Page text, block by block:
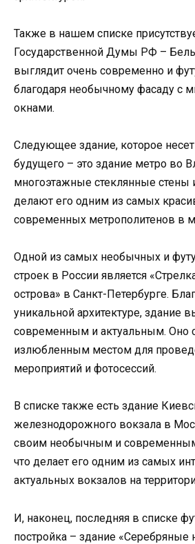
Также в нашем списке
Государственной Думы РФ –
выглядит очень современно и
благодаря необычному фасаду с
окнами.
Следующее здание, которое
будущего – это здание метро во
многоэтажные стеклянные стены
делают его одним из самых
современных метрополитенов в
Одной из самых необычных и
строек в России является
острова» в Санкт-Петербурге.
уникальной архитектуре, здание
современным и актуальным. Оно
излюбленным местом для
мероприятий и фотосессий.
В списке также есть здание
железнодорожного вокзала в
своим необычным и
что делает его одним из самых
актуальных вокзалов на
И, наконец, последняя в списке
постройка – здание «Серебряные